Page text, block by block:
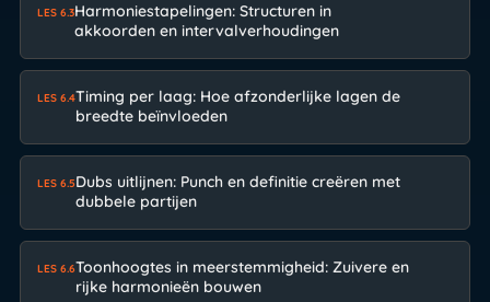
LES 6.3Harmoniestapelingen: Structuren in
akkoorden en intervalverhoudingen
LES 6.4Timing per laag: Hoe afzonderlijke lagen de
breedte beïnvloeden
LES 6.5Dubs uitlijnen: Punch en definitie creëren met
dubbele partijen
LES 6.6Toonhoogtes in meerstemmigheid: Zuivere en
rijke harmonieën bouwen